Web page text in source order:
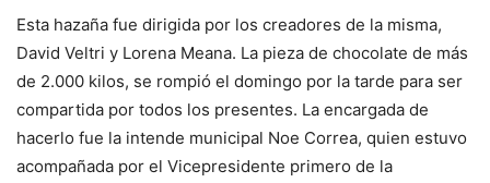
Esta hazaña fue dirigida por los creadores de la misma,
David Veltri y Lorena Meana. La pieza de chocolate de más
de 2.000 kilos, se rompió el domingo por la tarde para ser
compartida por todos los presentes. La encargada de
hacerlo fue la intende municipal Noe Correa, quien estuvo
acompañada por el Vicepresidente primero de la